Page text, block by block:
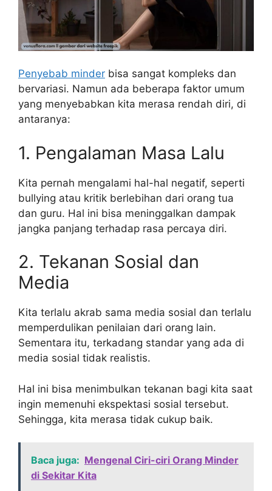
Penyebab minder bisa sangat kompleks dan
bervariasi. Namun ada beberapa faktor umum
yang menyebabkan kita merasa rendah diri, di
antaranya:
1. Pengalaman Masa Lalu
Kita pernah mengalami hal-hal negatif, seperti
bullying atau kritik berlebihan dari orang tua
dan guru. Hal ini bisa meninggalkan dampak
jangka panjang terhadap rasa percaya diri.
2. Tekanan Sosial dan
Media
Kita terlalu akrab sama media sosial dan terlalu
memperdulikan penilaian dari orang lain.
Sementara itu, terkadang standar yang ada di
media sosial tidak realistis.
Hal ini bisa menimbulkan tekanan bagi kita saat
ingin memenuhi ekspektasi sosial tersebut.
Sehingga, kita merasa tidak cukup baik.
Baca juga: Mengenal Ciri-ciri Orang Minder
di Sekitar Kita